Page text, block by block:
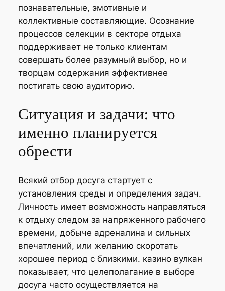
познавательные, эмотивные и
коллективные составляющие. Осознание
процессов селекции в секторе отдыха
поддерживает не только клиентам
совершать более разумный выбор, но и
творцам содержания эффективнее
постигать свою аудиторию.
Ситуация и задачи: что
именно планируется
обрести
Всякий отбор досуга стартует с
установления среды и определения задач.
Личность имеет возможность направляться
к отдыху следом за напряженного рабочего
времени, добыче адреналина и сильных
впечатлений, или желанию скоротать
хорошее период с близкими. казино вулкан
показывает, что целеполагание в выборе
досуга часто осуществляется на